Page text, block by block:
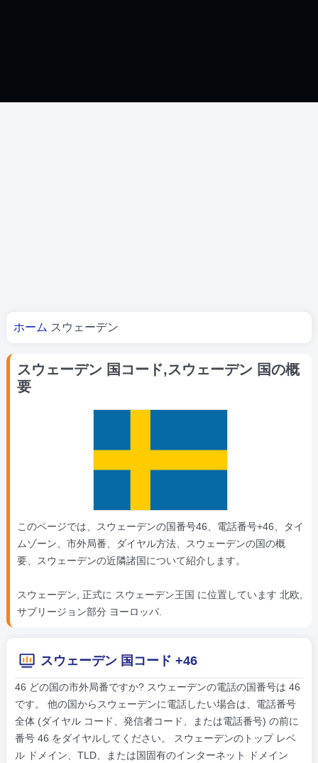
あなたはここにいる
ホーム スウェーデン
スウェーデン 国コード,スウェーデン 国の概
要
このページでは、スウェーデンの国番号46、電話番号+46、タイ
ムゾーン、市外局番、ダイヤル方法、スウェーデンの国の概
要、スウェーデンの近隣諸国について紹介します。
スウェーデン, 正式に スウェーデン王国 に位置しています 北欧,
サブリージョン部分 ヨーロッパ.
スウェーデン 国コード +46
46 どの国の市外局番ですか? スウェーデンの電話の国番号は 46
です。 他の国からスウェーデンに電話したい場合は、電話番号
全体 (ダイヤル コード、発信者コード、または電話番号) の前に
番号 46 をダイヤルしてください。 スウェーデンのトップ レベ
ル ドメイン、TLD、または国固有のインターネット ドメイン